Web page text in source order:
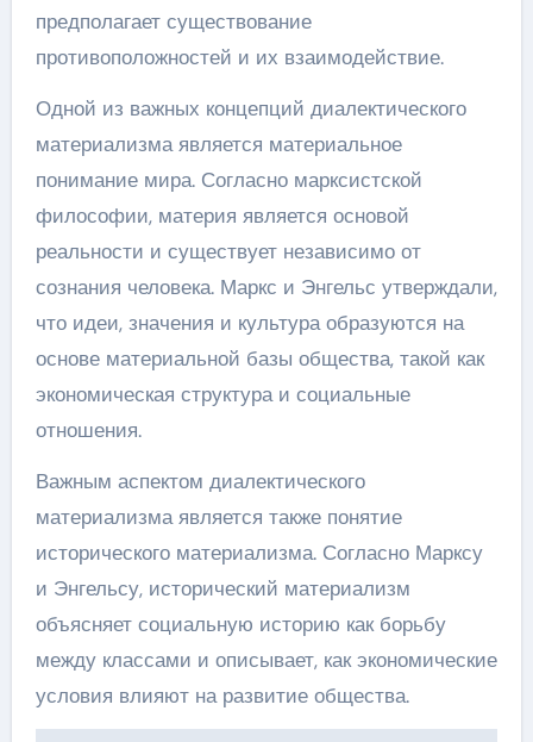
предполагает существование
противоположностей и их взаимодействие.
Одной из важных концепций диалектического
материализма является материальное
понимание мира. Согласно марксистской
философии, материя является основой
реальности и существует независимо от
сознания человека. Маркс и Энгельс утверждали,
что идеи, значения и культура образуются на
основе материальной базы общества, такой как
экономическая структура и социальные
отношения.
Важным аспектом диалектического
материализма является также понятие
исторического материализма. Согласно Марксу
и Энгельсу, исторический материализм
объясняет социальную историю как борьбу
между классами и описывает, как экономические
условия влияют на развитие общества.